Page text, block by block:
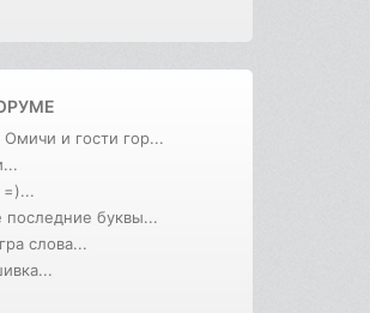
и гости гор...
=)...
последние буквы...
слова...